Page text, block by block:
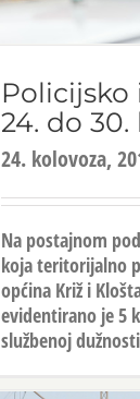
Policijsko
24. do 30.
24. kolovoza,
Na postajnom
koja teritorijalno
općina Križ i
evidentirano je 5
službenoj